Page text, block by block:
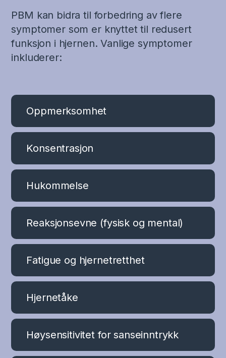
PBM kan bidra til forbedring av flere
symptomer som er knyttet til redusert
funksjon i hjernen. Vanlige symptomer
inkluderer:
Oppmerksomhet
Konsentrasjon
Hukommelse
Reaksjonsevne (fysisk og mental)
Fatigue og hjernetretthet
Hjernetåke
Høysensitivitet for sanseinntrykk